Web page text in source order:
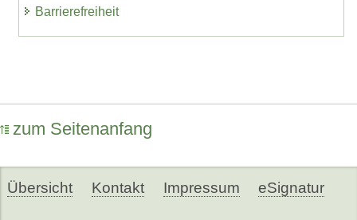
Barrierefreiheit
zum Seitenanfang
Übersicht Kontakt Impressum eSignatur